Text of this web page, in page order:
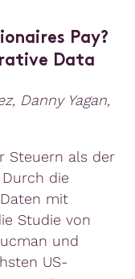
Pay?
Data
Danny Yagan,
Steuern als der
die
mit
Studie von
und
US-